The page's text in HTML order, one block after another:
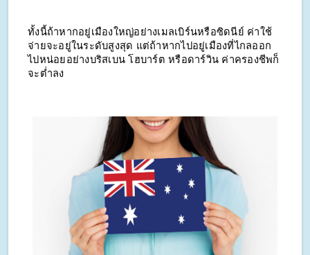
ทั้งนี้ถ้าหากอยู่เมืองใหญ่อย่างเมลเบิร์นหรือซิดนีย์ ค่าใช้
จ่ายจะอยู่ในระดับสูงสุด แต่ถ้าหากไปอยู่เมืองที่ไกลออก
ไปหน่อยอย่างบริสเบน โฮบาร์ต หรือดาร์วิน ค่าครองชีพก็
จะต่ำลง